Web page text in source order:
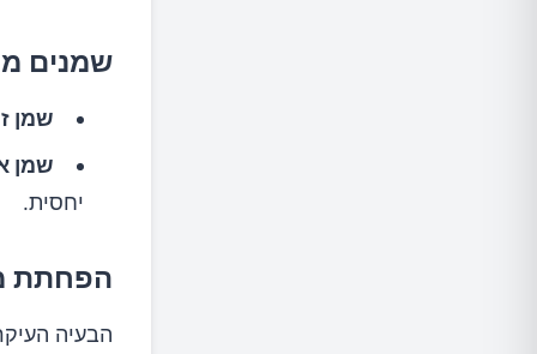
שמנים
שמן
שמן
יחסית.
הפחתת
הבעיה